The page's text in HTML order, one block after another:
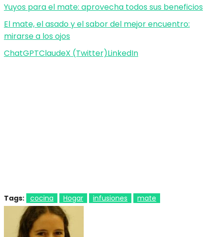
Yuyos para el mate: aprovecha todos sus beneficios
El mate, el asado y el sabor del mejor encuentro:
mirarse a los ojos
ChatGPTClaudeX (Twitter)LinkedIn
Tags: cocina Hogar infusiones mate